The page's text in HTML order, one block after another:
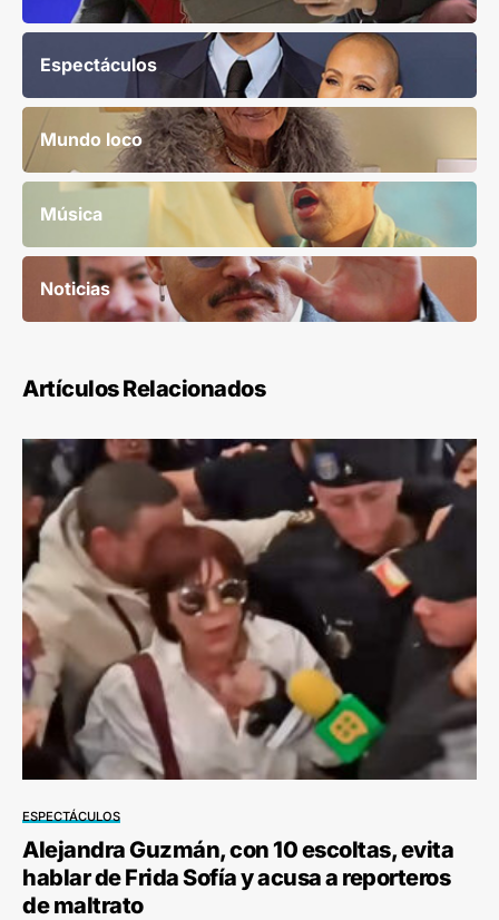
Espectáculos
Mundo loco
Música
Noticias
Artículos Relacionados
ESPECTÁCULOS
Alejandra Guzmán, con 10 escoltas, evita
hablar de Frida Sofía y acusa a reporteros
de maltrato